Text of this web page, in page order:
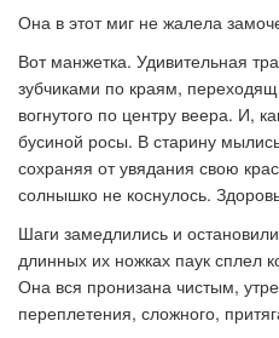
Она в этот миг не жалела
Вот манжетка. Удивительная
зубчиками по краям,
вогнутого по центру веера. И,
бусиной росы. В старину
сохраняя от увядания свою
солнышко не коснулось.
Шаги замедлились и
длинных их ножках паук сплел
Она вся пронизана чистым,
переплетения, сложного,